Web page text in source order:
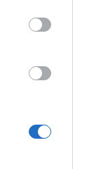
una
de la
vez más
otras
farmacéutico
posición